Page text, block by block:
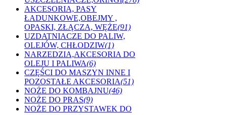
AKCESORIA, PASY
ŁADUNKOWE,OBEJMY ,
OPASKI, ZŁĄCZA, WĘŻE(91)
UZDATNIACZE DO PALIW,
OLEJÓW, CHŁODZIW(1)
NARZEDZIA,AKCESORIA DO
OLEJU I PALIWA(6)
CZĘŚCI DO MASZYN INNE I
POZOSTAŁE AKCESORIA(51)
NOŻE DO KOMBAJNU(46)
NOŻE DO PRAS(9)
NOŻE DO PRZYSTAWEK DO